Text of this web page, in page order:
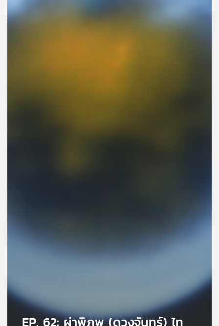
ลิ
สต์
ของ
วิทยุ
ไทย